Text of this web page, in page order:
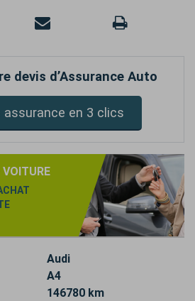
devis d’Assurance Auto
assurance en 3 clics
VOITURE
Audi
A4
146780 km